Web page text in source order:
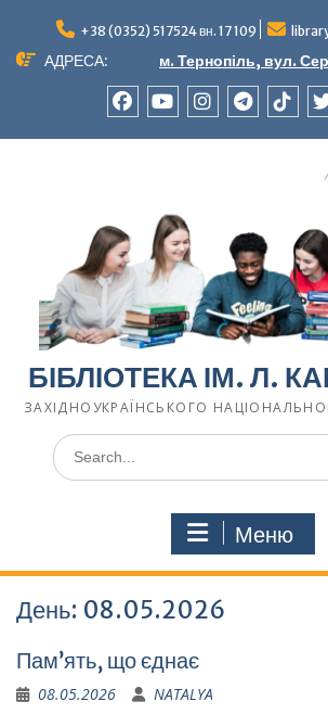
вмісту
+38 (0352) 517524 вн. 17 109
АДРЕСА: м. Тернопіль, вул.
БІБЛІОТЕКА ІМ. Л.
ЗАХІДНОУКРАЇНСЬКОГО
Шукати:
Меню
День: 08.05.2026
Пам’ять, що єднає
08.05.2026 NATALYA